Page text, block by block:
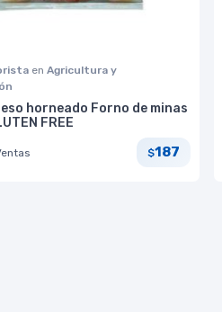
en Agricultura y
horneado Forno de minas
FREE
$187